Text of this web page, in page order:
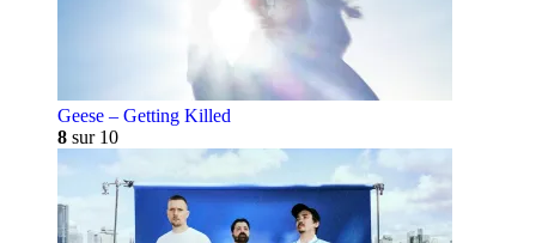
Geese – Getting Killed
8 sur 10